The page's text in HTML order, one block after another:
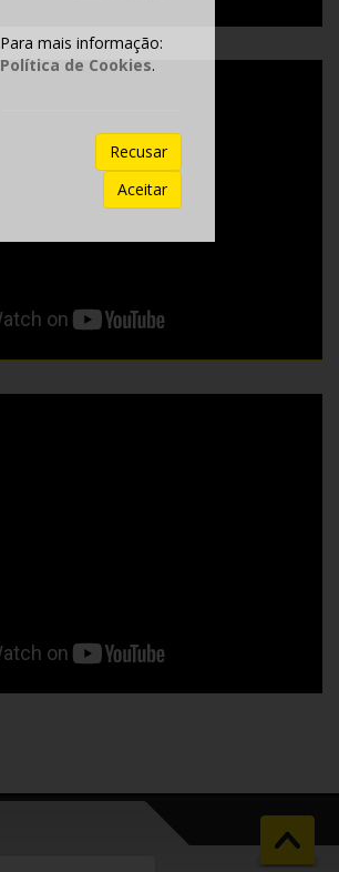
Para mais informação:
Política de Cookies.
Recusar
Aceitar